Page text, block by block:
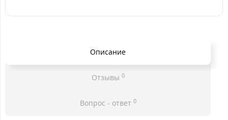
Описание
Отзывы 0
Вопрос - ответ 0